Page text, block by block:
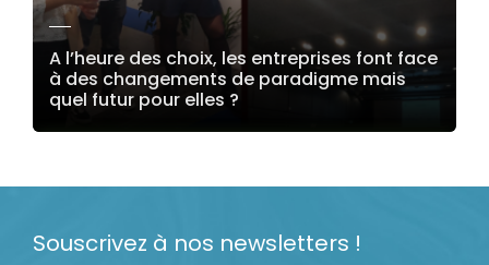
A l’heure des choix, les entreprises font face
à des changements de paradigme mais
quel futur pour elles ?
Souscrivez à nos newsletters !